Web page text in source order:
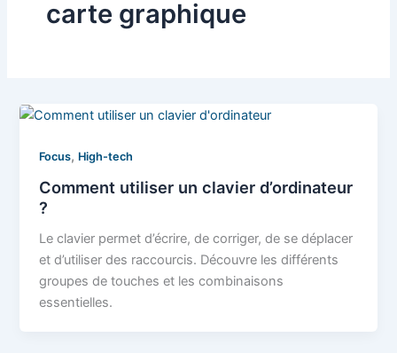
carte graphique
Focus, High-tech
Comment utiliser un clavier d’ordinateur
?
Le clavier permet d’écrire, de corriger, de se déplacer
et d’utiliser des raccourcis. Découvre les différents
groupes de touches et les combinaisons
essentielles.